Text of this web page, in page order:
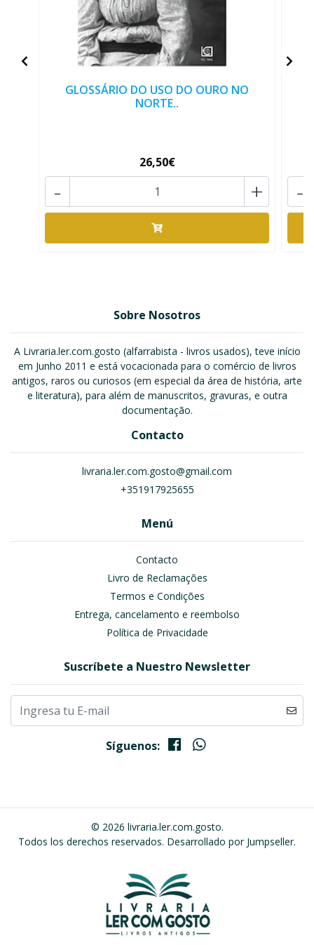
GLOSSÁRIO DO USO DO OURO NO
NORTE..
26,50€
+
- -
Sobre Nosotros
A Livraria.ler.com.gosto (alfarrabista - livros usados), teve início
em Junho 2011 e está vocacionada para o comércio de livros
antigos, raros ou curiosos (em especial da área de história, arte
e literatura), para além de manuscritos, gravuras, e outra
documentação.
Contacto
livraria.ler.com.gosto@gmail.com
+351917925655
Menú
Contacto
Livro de Reclamações
Termos e Condições
Entrega, cancelamento e reembolso
Política de Privacidade
Suscríbete a Nuestro Newsletter
Síguenos:
© 2026 livraria.ler.com.gosto.
Todos los derechos reservados. Desarrollado por Jumpseller.